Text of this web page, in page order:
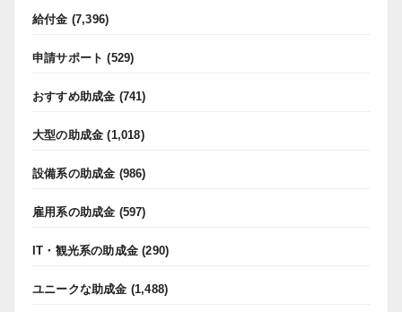
給付金 (7,396)
申請サポート (529)
おすすめ助成金 (741)
大型の助成金 (1,018)
設備系の助成金 (986)
雇用系の助成金 (597)
IT・観光系の助成金 (290)
ユニークな助成金 (1,488)